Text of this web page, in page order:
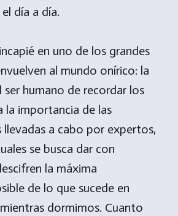
día a día.
en uno de los grandes
al mundo onírico: la
ser humano de recordar los
la importancia de las
llevadas a cabo por expertos,
se busca dar con
la máxima
de lo que sucede en
dormimos. Cuanto